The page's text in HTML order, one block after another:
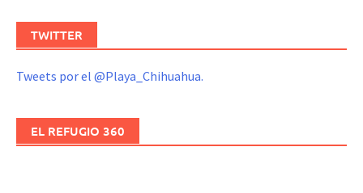
TWITTER
Tweets por el @Playa_Chihuahua.
EL REFUGIO 360